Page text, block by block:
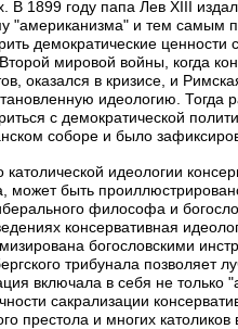
В 1899 году папа Лев XIII
"американизма" и тем самым
демократические ценности
мировой войны, когда
оказался в кризисе, и
идеологию. Тогда
с демократической
соборе и было
католической идеологии
может быть
философа и
консервативная
богословскими
трибунала позволяет
включала в себя не только
сакрализации
престола и многих